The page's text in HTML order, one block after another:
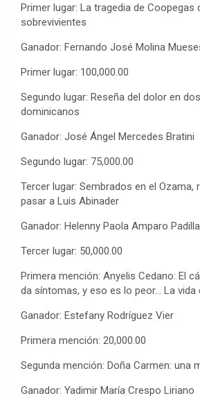
Primer lugar: La tragedia de Coopegas
sobrevivientes
Ganador: Fernando José Molina
Primer lugar: 100,000.00
Segundo lugar: Reseña del dolor en
dominicanos
Ganador: José Ángel Mercedes Bratini
Segundo lugar: 75,000.00
Tercer lugar: Sembrados en el Ozama,
pasar a Luis Abinader
Ganador: Helenny Paola Amparo Padilla
Tercer lugar: 50,000.00
Primera mención: Anyelis Cedano: El
da síntomas, y eso es lo peor… La vida
Ganador: Estefany Rodríguez Vier
Primera mención: 20,000.00
Segunda mención: Doña Carmen: una
Ganador: Yadimir María Crespo Liriano